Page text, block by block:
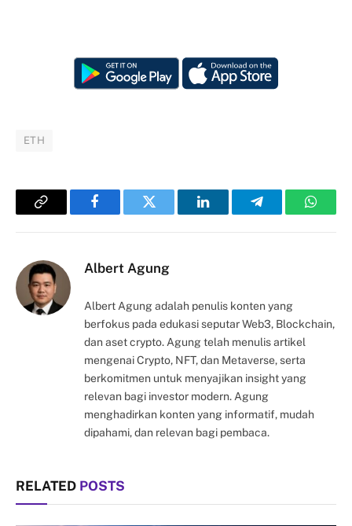
ETH
Copy
FacebookTwitter LinkedInTelegram
Albert Agung
Albert Agung adalah penulis konten yang
berfokus pada edukasi seputar Web3, Blockchain,
dan aset crypto. Agung telah menulis artikel
mengenai Crypto, NFT, dan Metaverse, serta
berkomitmen untuk menyajikan insight yang
relevan bagi investor modern. Agung
menghadirkan konten yang informatif, mudah
dipahami, dan relevan bagi pembaca.
RELATED POSTS